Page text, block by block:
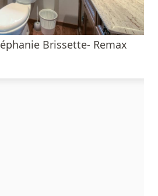
Brissette- Remax